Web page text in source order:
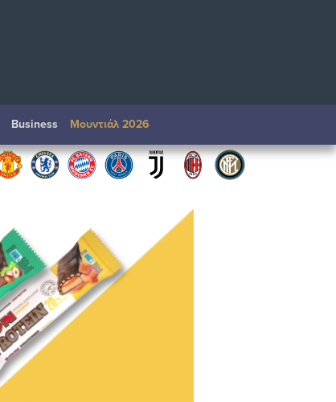
Βusiness Μουντιάλ 2026